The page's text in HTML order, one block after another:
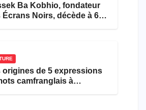
Ba Kobhio, fondateur
Écrans Noirs, décède à 69
origines de 5 expressions
camfranglais à